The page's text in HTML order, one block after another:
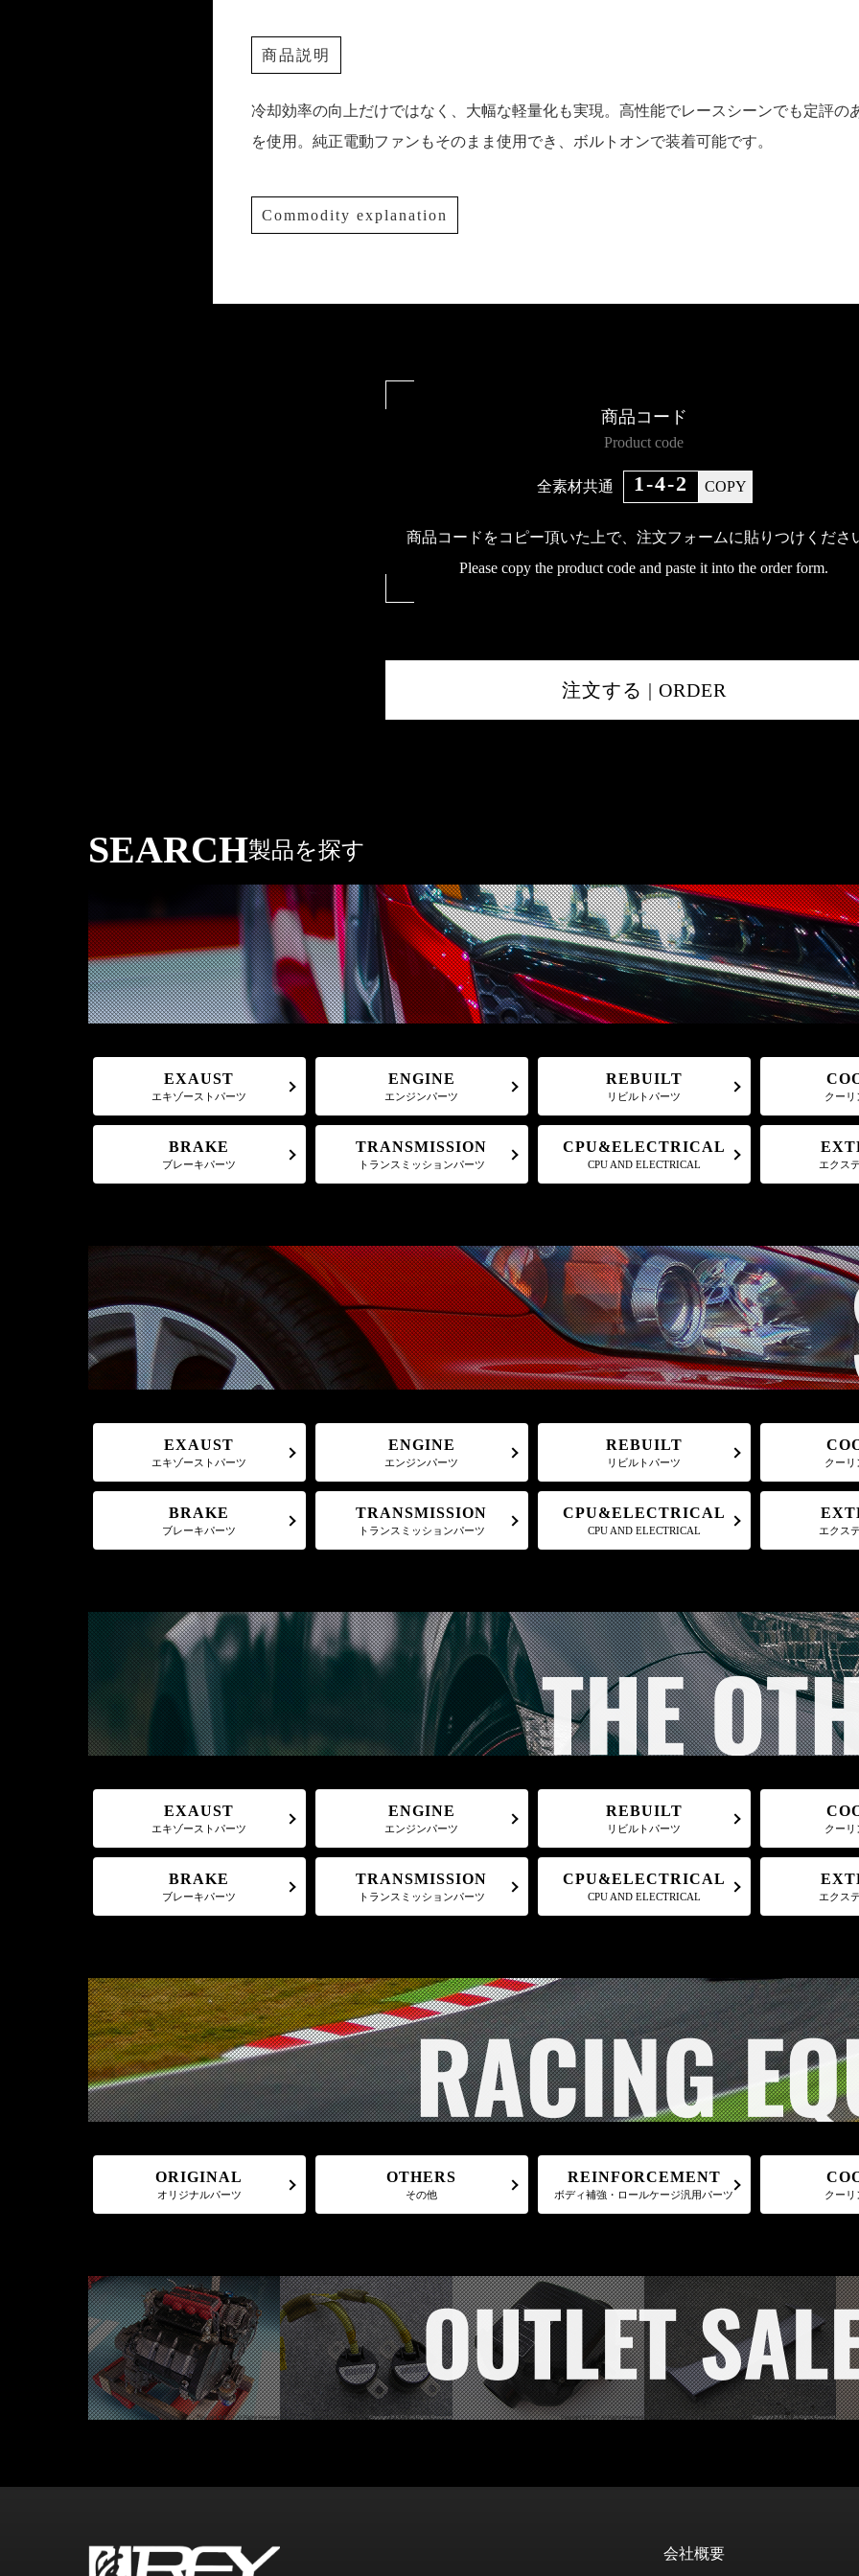
商品説明
冷却効率の向上だけではなく、大幅な軽量化も実現。高性能でレースシーンでも定評の
を使用。純正電動ファンもそのまま使用でき、ボルトオンで装着可能です。
Commodity explanation
商品コード
Product code
全素材共通 1-4-2 COPY
商品コードをコピー頂いた上で、注文フォームに貼りつけくださ
Please copy the product code and paste it into the order form.
注文する | ORDER
SEARCH製品を探す
EXAUST
エキゾーストパーツ
ENGINE
エンジンパーツ
REBUILT
リビルトパーツ クーリ
BRAKE
ブレーキパーツ
TRANSMISSION
トランスミッションパーツ
CPU&ELECTRICAL
CPU AND ELECTRICAL エクス
EXAUST
エキゾーストパーツ
ENGINE
エンジンパーツ
REBUILT
リビルトパーツ クーリ
BRAKE
ブレーキパーツ
TRANSMISSION
トランスミッションパーツ
CPU&ELECTRICAL
CPU AND ELECTRICAL エクス
EXAUST
エキゾーストパーツ
ENGINE
エンジンパーツ
REBUILT
リビルトパーツ クーリ
BRAKE
ブレーキパーツ
TRANSMISSION
トランスミッションパーツ
CPU&ELECTRICAL
CPU AND ELECTRICAL エクス
ORIGINAL
オリジナルパーツ
OTHERS
その他
REINFORCEMENT
ボディ補強・ロールケージ汎用パーツ クーリ
会社概要